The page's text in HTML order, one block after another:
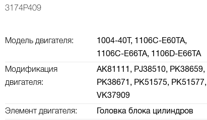
3174P409
Модель двигателя: 1004-40Т, 1106C-E60TA,
1106C-E66TA, 1106D-E66TA
Модификация
двигателя:
AK81111, PJ38510, PK38659,
PK38671, PK51575, PK51577,
VK37909
Элемент двигателя: Головка блока цилиндров